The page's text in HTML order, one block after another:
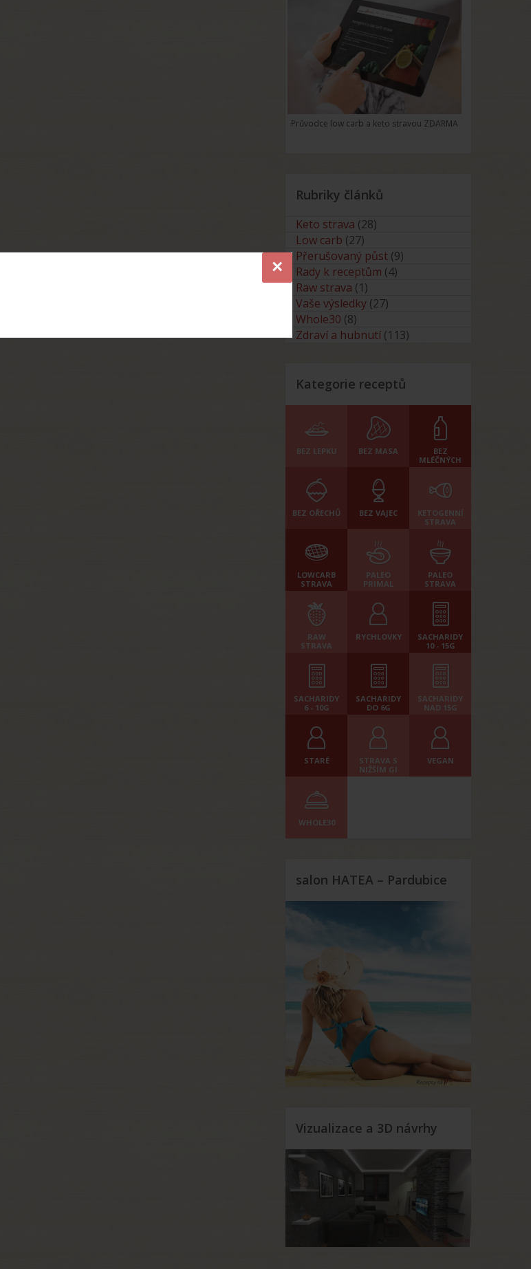
×
Průvodce low carb a keto stravou ZDARMA
Rubriky článků
Keto strava (28)
Low carb (27)
Přerušovaný půst (9)
Rady k receptům (4)
Raw strava (1)
Vaše výsledky (27)
Whole30 (8)
Zdraví a hubnutí (113)
Kategorie receptů
BEZ LEPKU BEZ MASA
BEZ
MLÉČNÝCH
BEZ OŘECHŮ BEZ VAJEC
KETOGENNÍ
STRAVA
LOWCARB
STRAVA
PALEO
PRIMAL
PALEO
STRAVA
RAW
STRAVA
RYCHLOVKY
SACHARIDY
10 - 15G
SACHARIDY
6 - 10G
SACHARIDY
DO 6G
SACHARIDY
NAD 15G
STARÉ
STRAVA S
NIŽŠÍM GI
VEGAN
WHOLE30
salon HATEA – Pardubice
Vizualizace a 3D návrhy